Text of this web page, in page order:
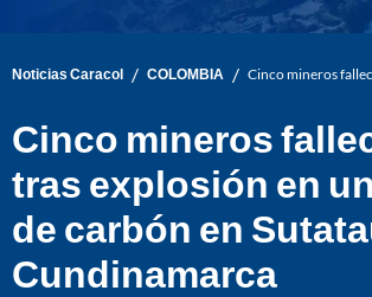
Noticias Caracol / COLOMBIA / Cinco mineros
Cinco mineros
tras explosión en
de carbón en
Cundinamarca